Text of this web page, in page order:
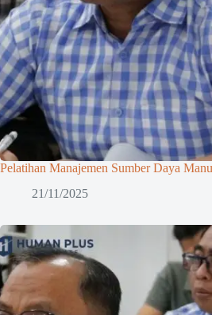
Pelatihan Manajemen Sumber Daya
21/11/2025